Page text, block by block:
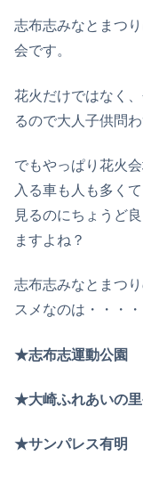
志布志みなとまつ
会です。
花火だけではなく
るので大人子供問
でもやっぱり花火
入る車も人も多く
見るのにちょうど
ますよね？
志布志みなとまつ
スメなのは・・・・
★志布志運動公
★大崎ふれあいの里
★サンパレス